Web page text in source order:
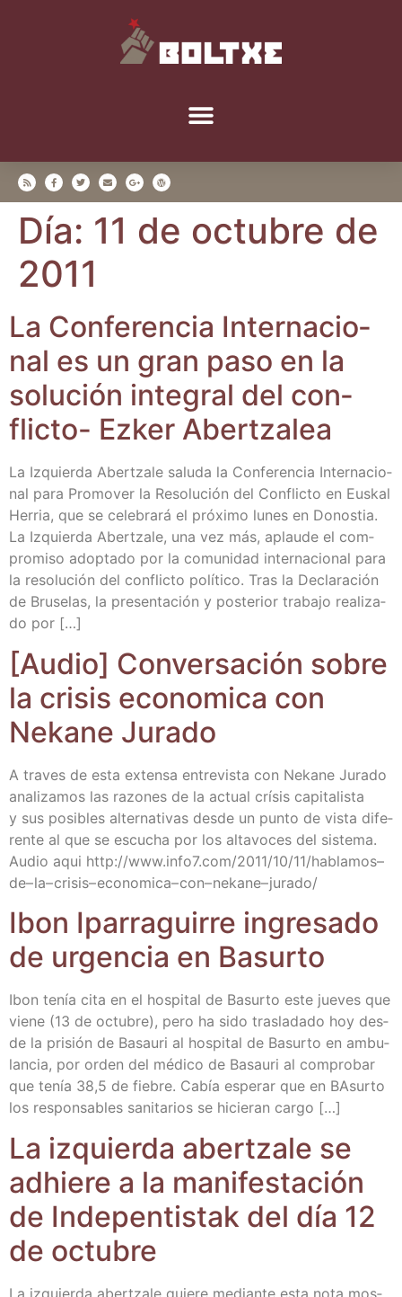
Día: 11 de octubre de
2011
La Con­fe­ren­cia Inter­na­cio­
nal es un gran paso en la
solu­ción inte­gral del con­
flic­to- Ezker Abertzalea
La Izquier­da Aber­tza­le salu­da la Con­fe­ren­cia Inter­na­cio­
nal para Pro­mo­ver la Reso­lu­ción del Con­flic­to en Eus­kal
Herria, que se cele­bra­rá el pró­xi­mo lunes en Donos­tia.
La Izquier­da Aber­tza­le, una vez más, aplau­de el com­
pro­mi­so adop­ta­do por la comu­ni­dad inter­na­cio­nal para
la reso­lu­ción del con­flic­to polí­ti­co. Tras la Decla­ra­ción
de Bru­se­las, la pre­sen­ta­ción y pos­te­rior tra­ba­jo rea­li­za­
do por […]
[Audio] Con­ver­sa­ción sobre
la cri­sis eco­no­mi­ca con
Neka­ne Jurado
A tra­ves de esta exten­sa entre­vis­ta con Neka­ne Jura­do
ana­li­za­mos las razo­nes de la actual crí­sis capi­ta­lis­ta
y sus posi­bles alter­na­ti­vas des­de un pun­to de vis­ta dife­
ren­te al que se escu­cha por los alta­vo­ces del sis­te­ma.
Audio aqui http://​www​.info7​.com/​2​0​1​1​/​1​0​/​1​1​/​h​a​b​l​a​m​o​s​–
d​e​– l​a​– c​r​i​s​i​s​– e​c​o​n​o​m​i​c​a​– c​o​n​– n​e​k​a​n​e​– jurado/
Ibon Ipa­rra­gui­rre ingre­sa­do
de urgen­cia en Basurto
Ibon tenía cita en el hos­pi­tal de Basur­to este jue­ves que
vie­ne (13 de octu­bre), pero ha sido tras­la­da­do hoy des­
de la pri­sión de Basau­ri al hos­pi­tal de Basur­to en ambu­
lan­cia, por orden del médi­co de Basau­ri al com­pro­bar
que tenía 38,5 de fie­bre. Cabía espe­rar que en BAsur­to
los res­pon­sa­bles sani­ta­rios se hicie­ran cargo […]
La izquier­da aber­tza­le se
adhie­re a la mani­fes­ta­ción
de Inde­pen­tis­tak del día 12
de octubre
La izquier­da aber­tza­le quie­re median­te esta nota mos­